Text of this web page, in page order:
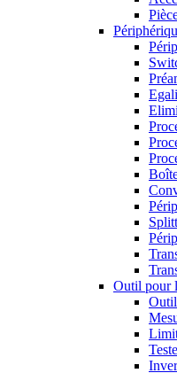
Outil pour